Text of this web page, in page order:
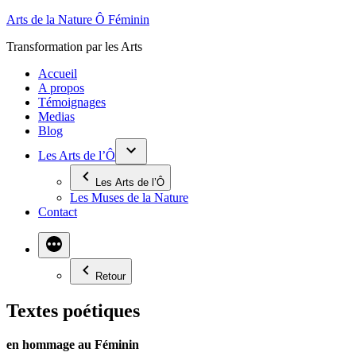
Aller
contenu
Arts de la Nature Ô Féminin
Transformation par les Arts
Accueil
A propos
Témoignages
Medias
Blog
Les Arts de l’Ô
Les Arts de l’Ô
Les Muses de la Nature
Contact
Retour
Textes poétiques
en hommage au Féminin